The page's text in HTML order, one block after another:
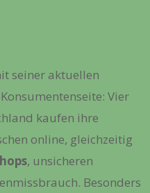
seiner aktuellen
Vier
kaufen ihre
online, gleichzeitig
, unsicheren
Besonders